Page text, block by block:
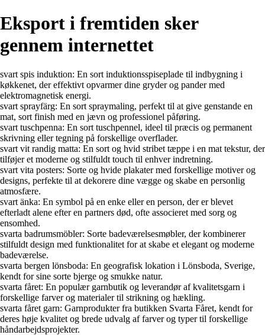
Eksport i fremtiden sker
gennem internettet
svart spis induktion: En sort induktionsspiseplade til indbygning i
køkkenet, der effektivt opvarmer dine gryder og pander med
elektromagnetisk energi.
svart sprayfärg: En sort spraymaling, perfekt til at give genstande en
mat, sort finish med en jævn og professionel påføring.
svart tuschpenna: En sort tuschpennel, ideel til præcis og permanent
skrivning eller tegning på forskellige overflader.
svart vit randig matta: En sort og hvid stribet tæppe i en mat tekstur, der
tilføjer et moderne og stilfuldt touch til enhver indretning.
svart vita posters: Sorte og hvide plakater med forskellige motiver og
designs, perfekte til at dekorere dine vægge og skabe en personlig
atmosfære.
svart änka: En symbol på en enke eller en person, der er blevet
efterladt alene efter en partners død, ofte associeret med sorg og
ensomhed.
svarta badrumsmöbler: Sorte badeværelsesmøbler, der kombinerer
stilfuldt design med funktionalitet for at skabe et elegant og moderne
badeværelse.
svarta bergen lönsboda: En geografisk lokation i Lönsboda, Sverige,
kendt for sine sorte bjerge og smukke natur.
svarta fåret: En populær garnbutik og leverandør af kvalitetsgarn i
forskellige farver og materialer til strikning og hækling.
svarta fåret garn: Garnprodukter fra butikken Svarta Fåret, kendt for
deres høje kvalitet og brede udvalg af farver og typer til forskellige
håndarbejdsprojekter.